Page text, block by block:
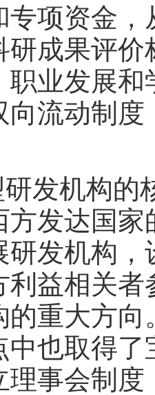
专项资金
研成果评
职业发展
向流动制
研发机构的
方发达国
研发机构
利益相关
的重大方
中也取得
理事会制